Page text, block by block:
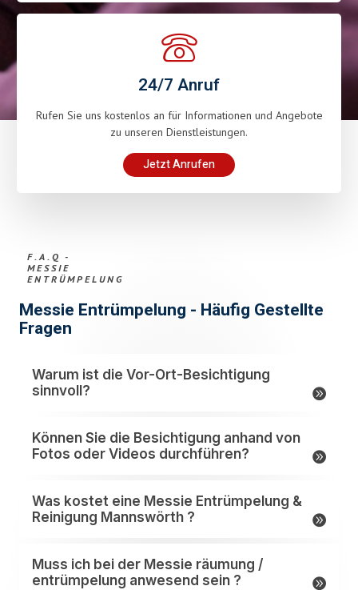
24/7 Anruf
Rufen Sie uns kostenlos an für Informationen und Angebote
zu unseren Dienstleistungen.
Jetzt Anrufen
F.A.Q -
MESSIE
ENTRÜMPELUNG
Messie Entrümpelung - Häufig Gestellte
Fragen
Warum ist die Vor-Ort-Besichtigung
sinnvoll?
Können Sie die Besichtigung anhand von
Fotos oder Videos durchführen?
Was kostet eine Messie Entrümpelung &
Reinigung Mannswörth ?
Muss ich bei der Messie räumung /
entrümpelung anwesend sein ?